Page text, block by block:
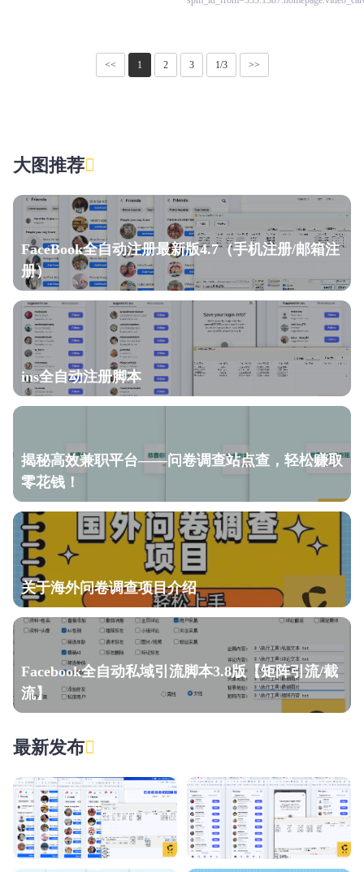
<< 1 2 3 1/3 >>
大图推荐
FaceBook全自动注册最新版4.7（手机注册/邮箱注
册）
ins全自动注册脚本
揭秘高效兼职平台——问卷调查站点查，轻松赚取
零花钱！
关于海外问卷调查项目介绍
Facebook全自动私域引流脚本3.8版【矩阵引流/截
流】
最新发布